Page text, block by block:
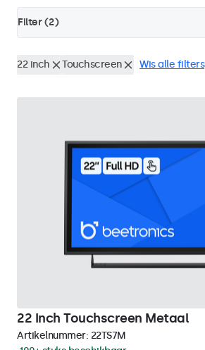
Filter (2)
22 inch Touchscreen Wis alle filters
22 Inch Touchscreen Metaal
Artikelnummer: 22TS7M